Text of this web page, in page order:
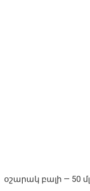
օշարակ բալի — 50 մլ